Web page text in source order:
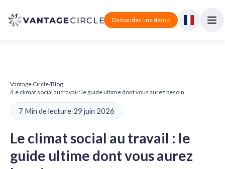
Demander une démo
Vantage Circle/Blog
/Le climat social au travail : le guide ultime dont vous aurez besoin
7 Min de lecture·29 juin 2026
Le climat social au travail : le
guide ultime dont vous aurez